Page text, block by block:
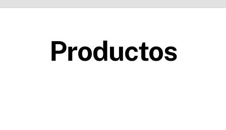
Productos